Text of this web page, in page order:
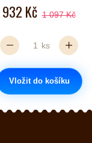
932 Kč 1 097 Kč
ks
Vložit do košíku